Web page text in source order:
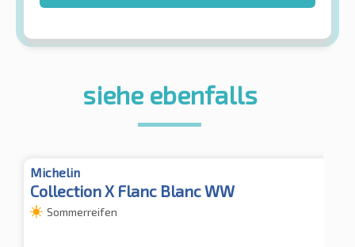
siehe ebenfalls
Michelin
Collection X Flanc Blanc WW
Sommerreifen